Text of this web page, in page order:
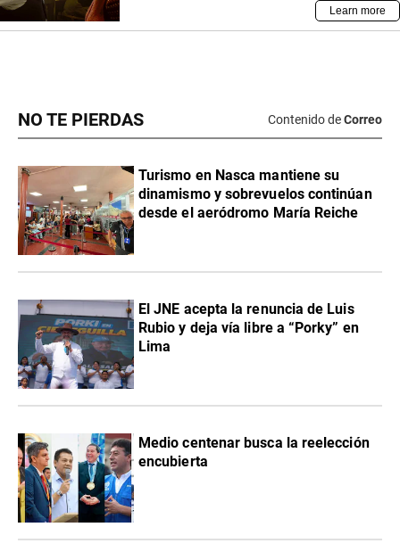
NO TE PIERDAS Contenido deCorreo
Turismo en Nasca mantiene su
dinamismo y sobrevuelos continúan
desde el aeródromo María Reiche
El JNE acepta la renuncia de Luis
Rubio y deja vía libre a “Porky” en
Lima
Medio centenar busca la reelección
encubierta